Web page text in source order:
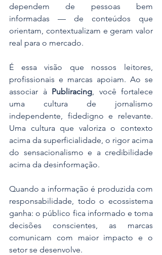
dependem de pessoas bem
informadas — de conteúdos que
orientam, contextualizam e geram valor
real para o mercado.
​É essa visão que nossos leitores,
profissionais e marcas apoiam. Ao se
associar à Publiracing, você fortalece
uma cultura de jornalismo
independente, fidedigno e relevante.
Uma cultura que valoriza o contexto
acima da superficialidade, o rigor acima
do sensacionalismo e a credibilidade
acima da desinformação.
​Quando a informação é produzida com
responsabilidade, todo o ecossistema
ganha: o público fica informado e toma
decisões conscientes, as marcas
comunicam com maior impacto e o
setor se desenvolve.